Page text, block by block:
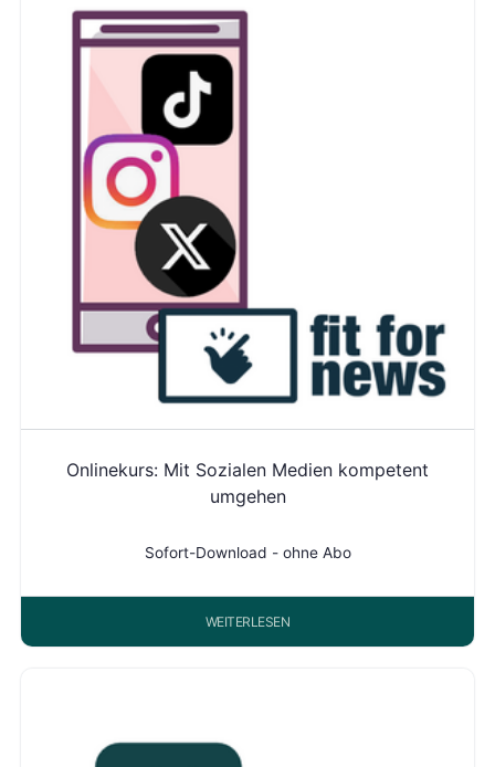
Onlinekurs: Mit Sozialen Medien kompetent
umgehen
Sofort-Download - ohne Abo
WEITERLESEN